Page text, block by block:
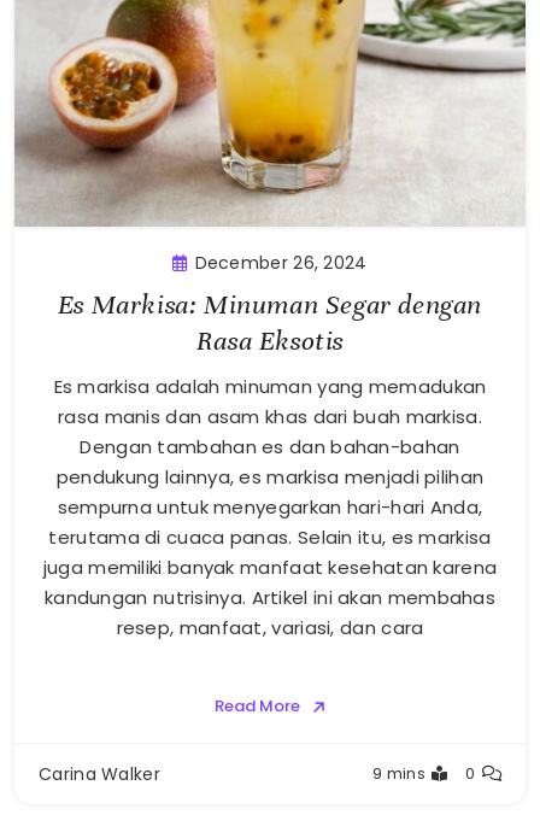
December 26, 2024
Es Markisa: Minuman Segar dengan
Rasa Eksotis
Es markisa adalah minuman yang memadukan
rasa manis dan asam khas dari buah markisa.
Dengan tambahan es dan bahan-bahan
pendukung lainnya, es markisa menjadi pilihan
sempurna untuk menyegarkan hari-hari Anda,
terutama di cuaca panas. Selain itu, es markisa
juga memiliki banyak manfaat kesehatan karena
kandungan nutrisinya. Artikel ini akan membahas
resep, manfaat, variasi, dan cara
Read More
Carina Walker 9 mins 0